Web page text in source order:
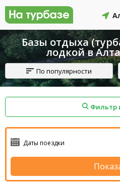
Базы отдыха
лодкой в
По популярности
Фильтр
Смоленский район